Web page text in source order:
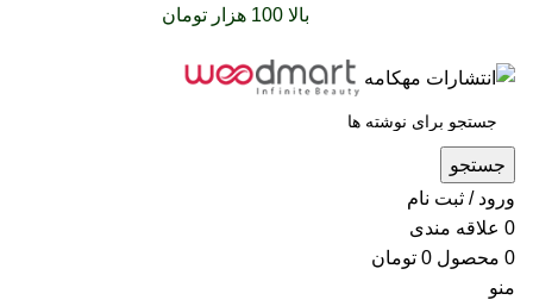
بالا 100 هزار تومان
جستجو
ورود / ثبت نام
0 علاقه مندی
0 محصول 0 تومان
منو